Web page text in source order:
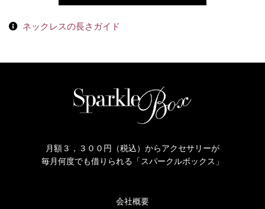
ネックレスの長さガイド
月額３，３００円（税込）からアクセサリーが
毎月何度でも借りられる「スパークルボックス」
会社概要